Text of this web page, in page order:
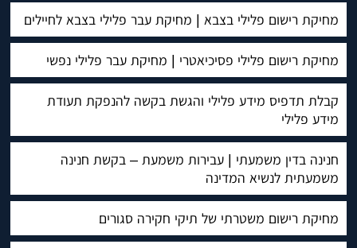
מחיקת רישום פלילי בצבא | מחיקת עבר פלילי בצבא לחיילים
מחיקת רישום פלילי פסיכיאטרי | מחיקת עבר פלילי נפשי
קבלת תדפיס מידע פלילי והגשת בקשה להנפקת תעודת
מידע פלילי
חנינה בדין משמעתי | עבירות משמעת – בקשת חנינה
משמעתית לנשיא המדינה
מחיקת רישום משטרתי של תיקי חקירה סגורים